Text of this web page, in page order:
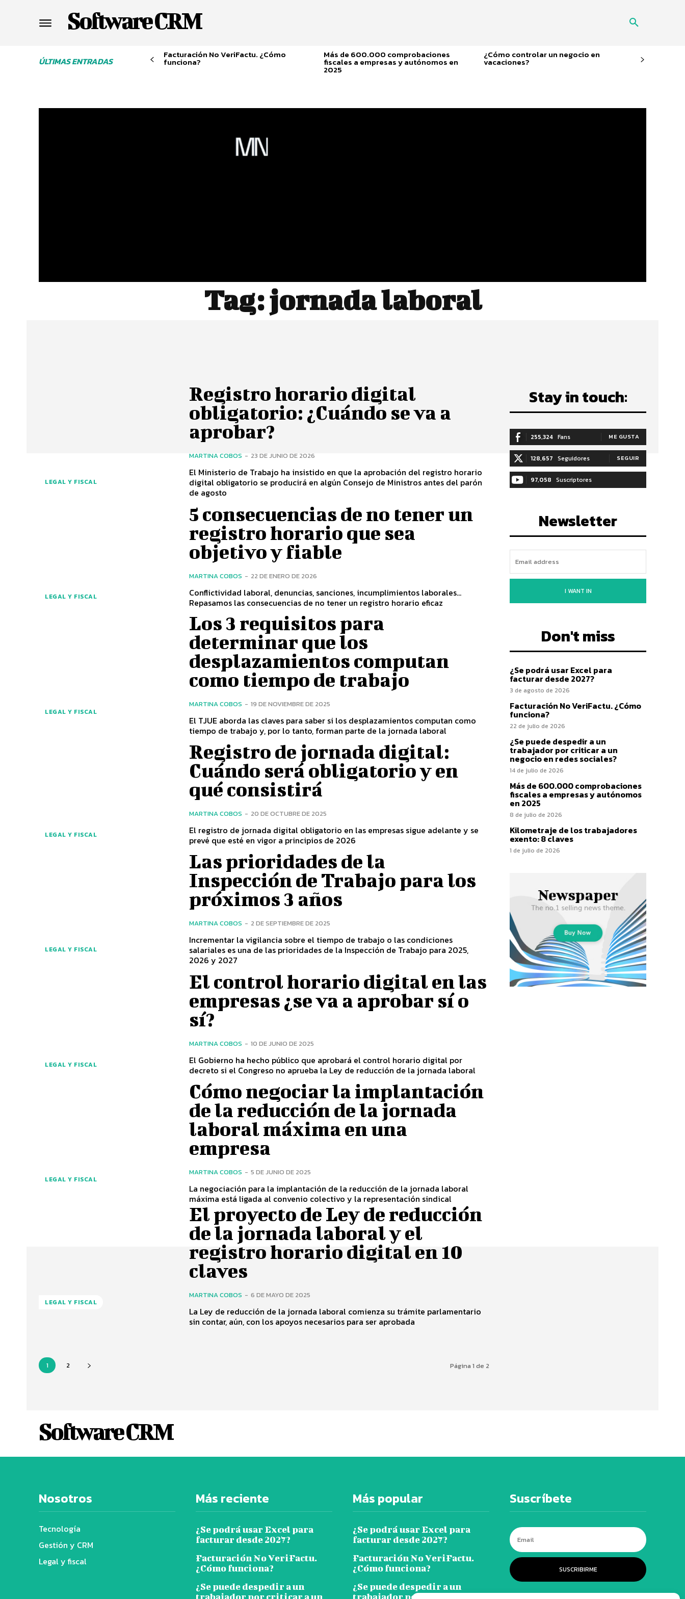
Software CRM
ÚLTIMAS ENTRADAS
Facturación No VeriFactu. ¿Cómo
funciona?
Más de 600.000 comprobaciones
fiscales a empresas y autónomos en
2025
¿Cómo controlar un negocio en
vacaciones?
Tag:jornada laboral
LEGAL Y FISCAL
Registro horario digital
obligatorio: ¿Cuándo se va a
aprobar?
MARTINA COBOS - 23 DE JUNIO DE 2026
El Ministerio de Trabajo ha insistido en que la aprobación del registro horario
digital obligatorio se producirá en algún Consejo de Ministros antes del parón
de agosto
LEGAL Y FISCAL
5 consecuencias de no tener un
registro horario que sea
objetivo y fiable
MARTINA COBOS - 22 DE ENERO DE 2026
Conflictividad laboral, denuncias, sanciones, incumplimientos laborales...
Repasamos las consecuencias de no tener un registro horario eficaz
LEGAL Y FISCAL
Los 3 requisitos para
determinar que los
desplazamientos computan
como tiempo de trabajo
MARTINA COBOS - 19 DE NOVIEMBRE DE 2025
El TJUE aborda las claves para saber si los desplazamientos computan como
tiempo de trabajo y, por lo tanto, forman parte de la jornada laboral
LEGAL Y FISCAL
Registro de jornada digital:
Cuándo será obligatorio y en
qué consistirá
MARTINA COBOS - 20 DE OCTUBRE DE 2025
El registro de jornada digital obligatorio en las empresas sigue adelante y se
prevé que esté en vigor a principios de 2026
LEGAL Y FISCAL
Las prioridades de la
Inspección de Trabajo para los
próximos 3 años
MARTINA COBOS - 2 DE SEPTIEMBRE DE 2025
Incrementar la vigilancia sobre el tiempo de trabajo o las condiciones
salariales es una de las prioridades de la Inspección de Trabajo para 2025,
2026 y 2027
LEGAL Y FISCAL
El control horario digital en las
empresas ¿se va a aprobar sí o
sí?
MARTINA COBOS - 10 DE JUNIO DE 2025
El Gobierno ha hecho público que aprobará el control horario digital por
decreto si el Congreso no aprueba la Ley de reducción de la jornada laboral
LEGAL Y FISCAL
Cómo negociar la implantación
de la reducción de la jornada
laboral máxima en una
empresa
MARTINA COBOS - 5 DE JUNIO DE 2025
La negociación para la implantación de la reducción de la jornada laboral
máxima está ligada al convenio colectivo y la representación sindical
LEGAL Y FISCAL
El proyecto de Ley de reducción
de la jornada laboral y el
registro horario digital en 10
claves
MARTINA COBOS - 6 DE MAYO DE 2025
La Ley de reducción de la jornada laboral comienza su trámite parlamentario
sin contar, aún, con los apoyos necesarios para ser aprobada
1 2 Página 1 de 2
Stay in touch:
255,324 Fans ME GUSTA
128,657 Seguidores SEGUIR
97,058 Suscriptores
Newsletter
I WANT IN
Don't miss
¿Se podrá usar Excel para
facturar desde 2027?
3 de agosto de 2026
Facturación No VeriFactu. ¿Cómo
funciona?
22 de julio de 2026
¿Se puede despedir a un
trabajador por criticar a un
negocio en redes sociales?
14 de julio de 2026
Más de 600.000 comprobaciones
fiscales a empresas y autónomos
en 2025
8 de julio de 2026
Kilometraje de los trabajadores
exento: 8 claves
1 de julio de 2026
Software CRM
Nosotros
Tecnología
Gestión y CRM
Legal y fiscal
Más reciente
¿Se podrá usar Excel para
facturar desde 2027?
Facturación No VeriFactu.
¿Cómo funciona?
¿Se puede despedir a un
trabajador por criticar a un
Más popular
¿Se podrá usar Excel para
facturar desde 2027?
Facturación No VeriFactu.
¿Cómo funciona?
¿Se puede despedir a un
trabajador por criticar a un
Suscríbete
SUSCRIBIRME